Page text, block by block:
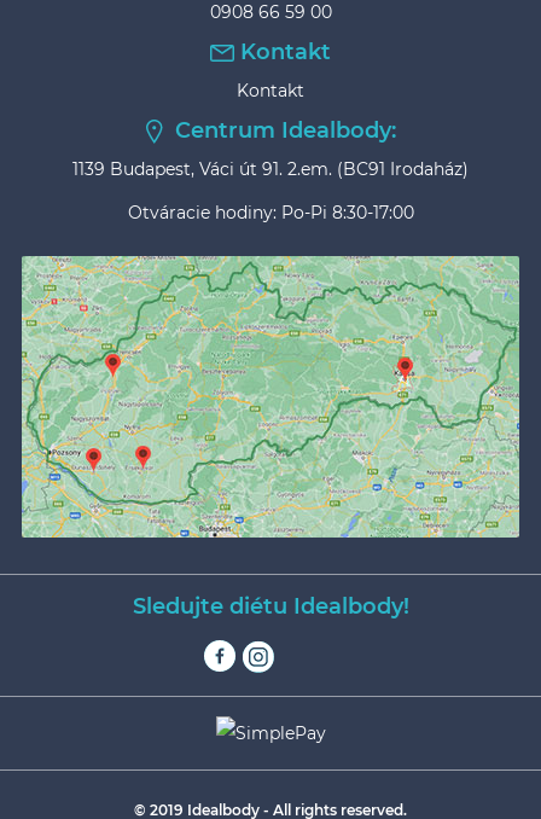
0908 66 59 00
Kontakt
Kontakt
Centrum Idealbody:
1139 Budapest, Váci út 91. 2.em. (BC91 Irodaház)
Otváracie hodiny: Po-Pi 8:30-17:00
Sledujte diétu Idealbody!
© 2019 Idealbody - All rights reserved.